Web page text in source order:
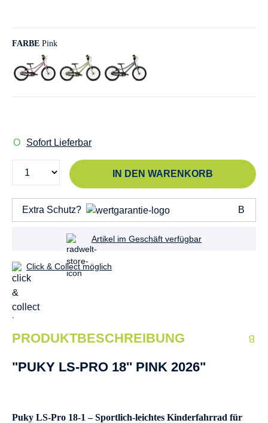
FARBE Pink
Sofort Lieferbar
IN DEN WARENKORB
Extra Schutz?
Artikel im Geschäft verfügbar
Click & Collect möglich
PRODUKTBESCHREIBUNG
"PUKY LS-PRO 18'' PINK 2026"
Puky LS-Pro 18-1 – Sportlich-leichtes Kinderfahrrad für